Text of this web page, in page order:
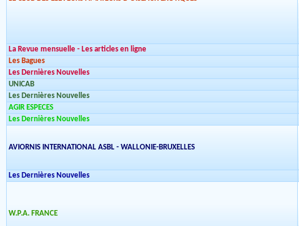
La Revue mensuelle - Les articles en ligne
Les Bagues
Les Dernières Nouvelles
UNICAB
Les Dernières Nouvelles
AGIR ESPECES
Les Dernières Nouvelles
AVIORNIS INTERNATIONAL ASBL - WALLONIE-BRUXELLES
Les Dernières Nouvelles
W.P.A. FRANCE